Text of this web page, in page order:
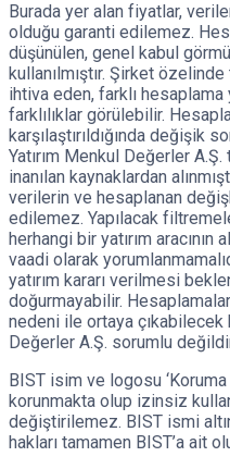
Burada yer alan fiyatlar,
olduğu garanti edilemez.
düşünülen, genel kabul
kullanılmıştır. Şirket
ihtiva eden, farklı
farklılıklar görülebilir.
karşılaştırıldığında değişik
Yatırım Menkul Değerler
inanılan kaynaklardan
verilerin ve hesaplanan
edilemez. Yapılacak
herhangi bir yatırım
vaadi olarak
yatırım kararı verilmesi
doğurmayabilir.
nedeni ile ortaya çıkabilecek
Değerler A.Ş. sorumlu
BIST isim ve logosu
korunmakta olup izinsiz
değiştirilemez. BIST ismi
hakları tamamen BIST’a ait